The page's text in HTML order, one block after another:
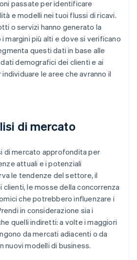
passate per identificare
e modelli nei tuoi flussi di ricavi.
o servizi hanno generato la
margini più alti e dove si verificano
questi dati in base alle
demografici dei clienti e ai
le aree che avranno il
di mercato
di mercato approfondita per
attuali e i potenziali
le tendenze del settore, il
le mosse della concorrenza
che potrebbero influenzare i
in considerazione sia i
quelli indiretti: a volte i maggiori
da mercati adiacenti o da
nuovi modelli di business.